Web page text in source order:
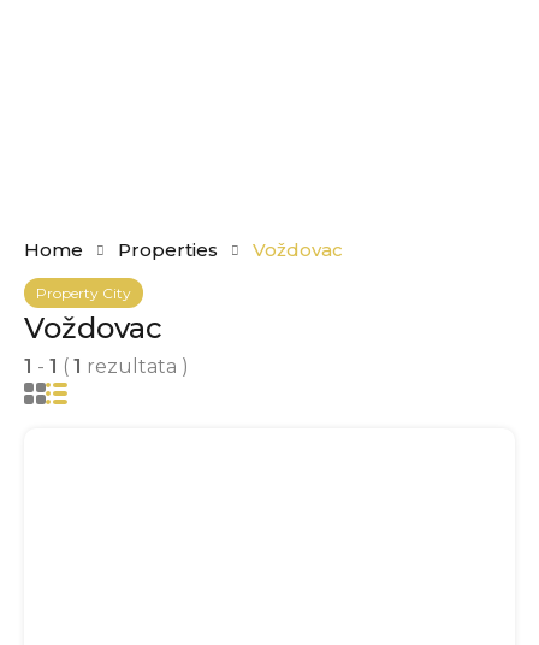
Home Properties Voždovac
Property City
Voždovac
1 - 1 ( 1 rezultata )